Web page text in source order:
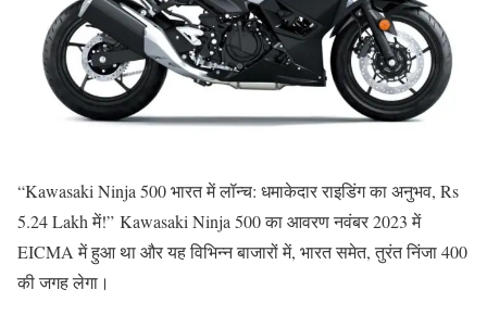
“Kawasaki Ninja 500 भारत में लॉन्च: धमाकेदार राइडिंग का अनुभव, Rs
5.24 Lakh में!” Kawasaki Ninja 500 का आवरण नवंबर 2023 में
EICMA में हुआ था और यह विभिन्न बाजारों में, भारत समेत, तुरंत निंजा 400
की जगह लेगा।